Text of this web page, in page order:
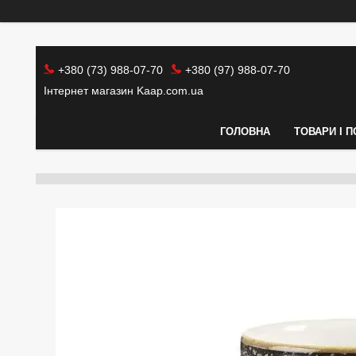
+380 (73) 988-07-70
+380 (97) 988-07-70
Інтернет магазин Kaap.com.ua
ГОЛОВНА ТОВАРИ І